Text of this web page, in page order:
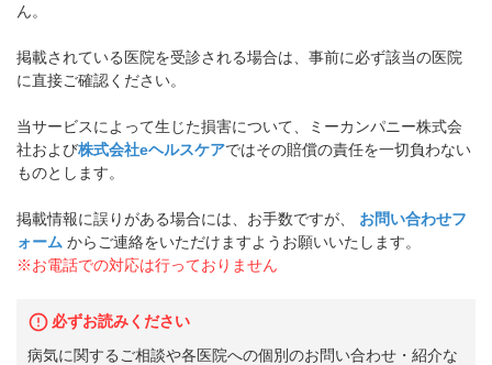
ん。
掲載されている医院を受診される場合は、事前に必ず該当の医院
に直接ご確認ください。
当サービスによって生じた損害について、ミーカンパニー株式会
社および株式会社eヘルスケアではその賠償の責任を一切負わない
ものとします。
掲載情報に誤りがある場合には、お手数ですが、
お問い合わせフ
ォーム からご連絡をいただけますようお願いいたします。
※お電話での対応は行っておりません
必ずお読みください
病気に関するご相談や各医院への個別のお問い合わせ・紹介な